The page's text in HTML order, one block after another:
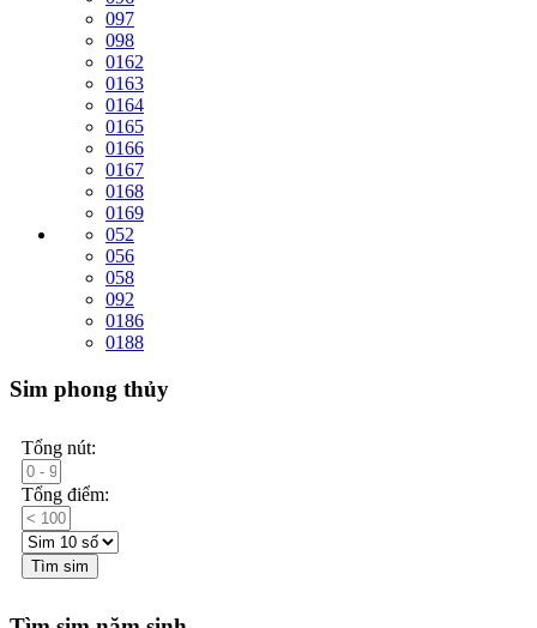
097
098
0162
0163
0164
0165
0166
0167
0168
0169
052
056
058
092
0186
0188
Sim phong thủy
Tổng nút:
Tổng điểm:
Tìm sim